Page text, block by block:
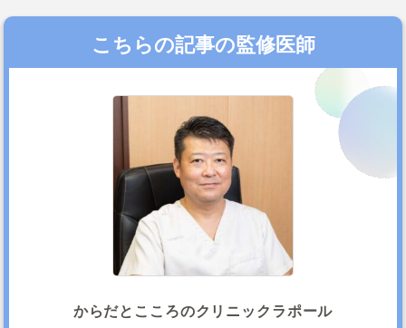
こちらの記事の監修医師
からだとこころのクリニックラポール